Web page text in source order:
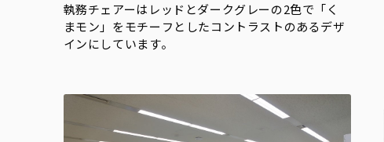
執務チェアーはレッドとダークグレーの2色で「く
まモン」をモチーフとしたコントラストのあるデザ
インにしています。